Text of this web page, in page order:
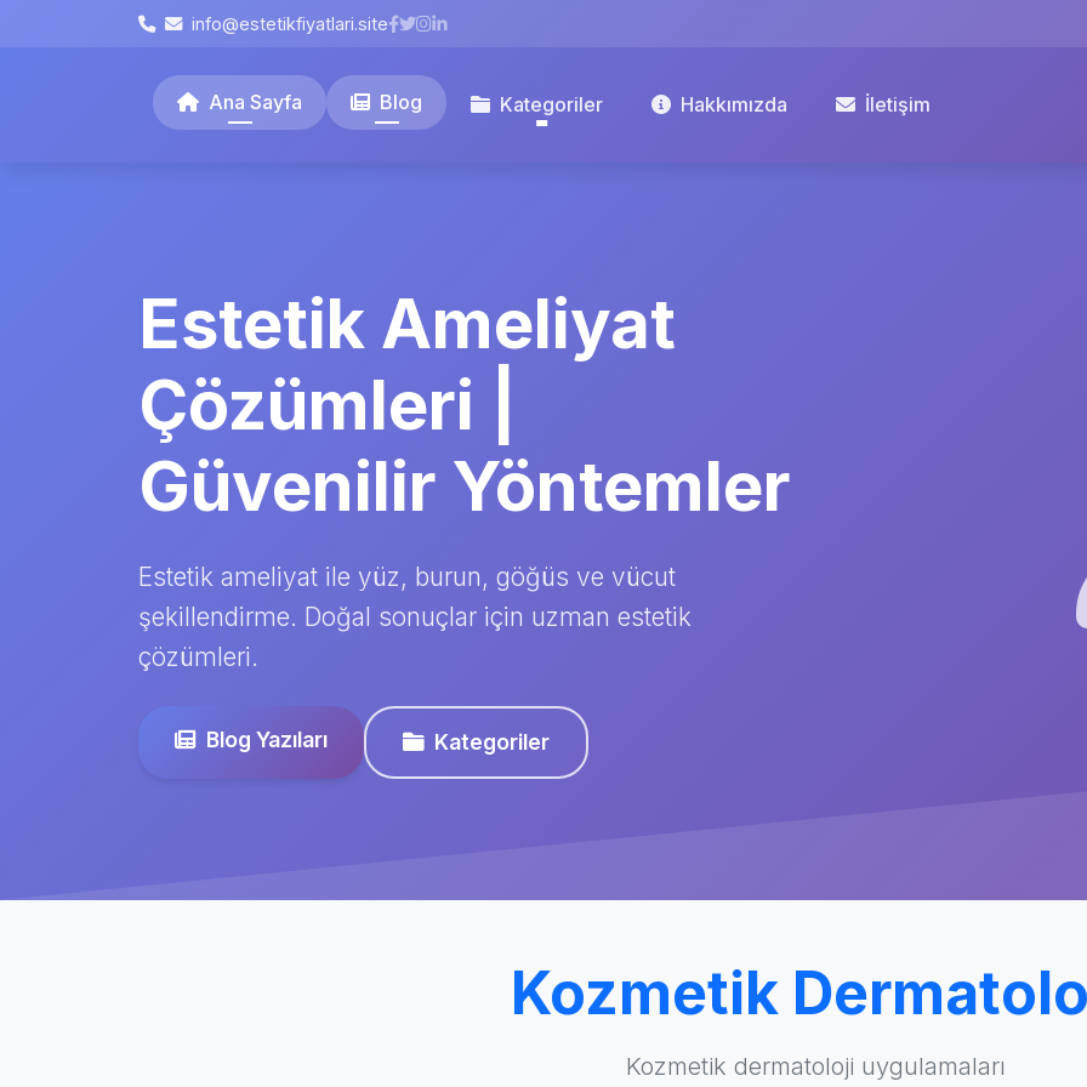
info@estetikfiyatlari.site
Ana Sayfa Blog Kategoriler Hakkımızda İletişim
Estetik Ameliyat
Çözümleri |
Güvenilir Yöntemler
Estetik ameliyat ile yüz, burun, göğüs ve vücut
şekillendirme. Doğal sonuçlar için uzman estetik
çözümleri.
Blog Yazıları Kategoriler
Kozmetik
Kozmetik dermatoloji uygulamaları